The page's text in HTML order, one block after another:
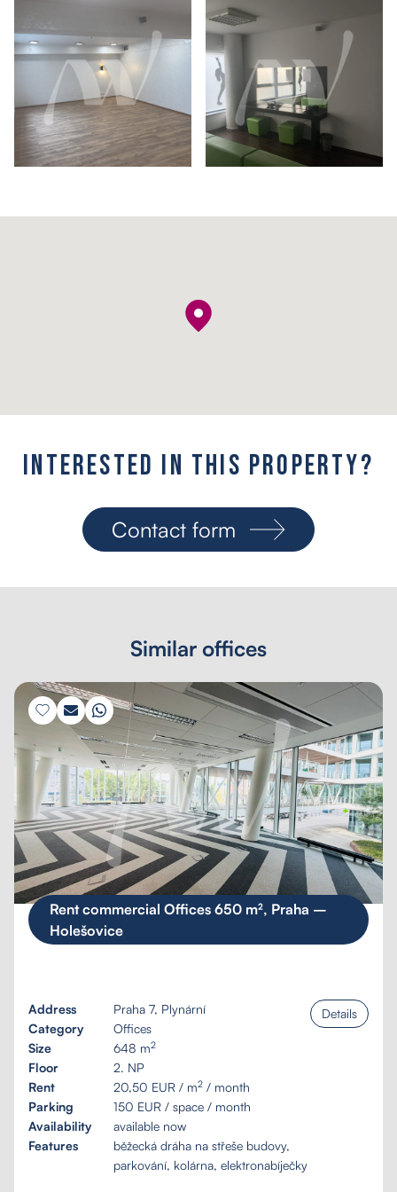
Interested in this property?
Contact form
Similar offices
Rent commercial Offices 650 m², Praha –
Holešovice
Address
Praha 7, Plynární
Category
Offices
Size
648 m2
Floor
2. NP
Rent
20,50 EUR / m2 / month
Parking
150 EUR / space / month
Availability
available now
Features
běžecká dráha na střeše budovy,
parkování, kolárna, elektronabíječky
Details